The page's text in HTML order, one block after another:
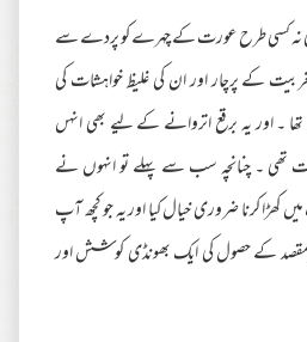
نہ کسی طرح عورت کے چہرے کو پردے سے
کے پرچار اور ان کی غلیظ خواہشات کی
۔ اور یہ برقع اتروانے کے لیے بھی انہں
تھی ۔ چنانچہ سب سے پہلے تو انہوں نے
کھڑا کرنا ضروری خیال کیا اور یہ جو کچھ آپ
کے حصول کی ایک بھونڈی کوشش اور